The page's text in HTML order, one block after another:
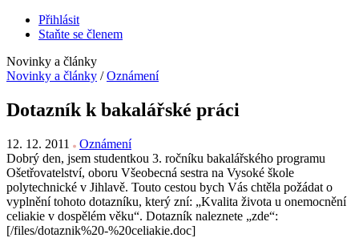
Přihlásit
Staňte se členem
Novinky a články
Novinky a články / Oznámení
Dotazník k bakalářské práci
12. 12. 2011
Oznámení
Dobrý den, jsem studentkou 3. ročníku bakalářského programu
Ošetřovatelství, oboru Všeobecná sestra na Vysoké škole
polytechnické v Jihlavě. Touto cestou bych Vás chtěla požádat o
vyplnění tohoto dotazníku, který zní: „Kvalita života u onemocnění
celiakie v dospělém věku“. Dotazník naleznete „zde“:
[/files/dotaznik%20-%20celiakie.doc]